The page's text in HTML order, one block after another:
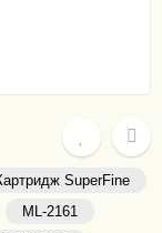
SuperFine
ML-2161